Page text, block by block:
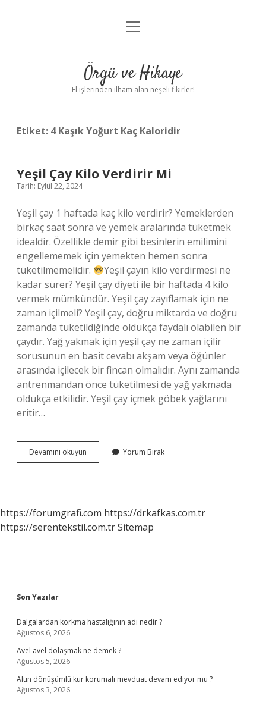
Anasayfa
Yasal Uyarı
menüyü
Örgü ve Hikaye
El işlerinden ilham alan neşeli fikirler!
Etiket: 4 Kaşık Yoğurt Kaç Kaloridir
Yeşil Çay Kilo Verdirir Mi
Tarih: Eylül 22, 2024
Yeşil çay 1 haftada kaç kilo verdirir? Yemeklerden
birkaç saat sonra ve yemek aralarında tüketmek
idealdir. Özellikle demir gibi besinlerin emilimini
engellememek için yemekten hemen sonra
tüketilmemelidir.
Yeşil çayın kilo verdirmesi ne
kadar sürer? Yeşil çay diyeti ile bir haftada 4 kilo
vermek mümkündür. Yeşil çay zayıflamak için ne
zaman içilmeli? Yeşil çay, doğru miktarda ve doğru
zamanda tüketildiğinde oldukça faydalı olabilen bir
çaydır. Yağ yakmak için yeşil çay ne zaman içilir
sorusunun en basit cevabı akşam veya öğünler
arasında içilecek bir fincan olmalıdır. Aynı zamanda
antrenmandan önce tüketilmesi de yağ yakmada
oldukça etkilidir. Yeşil çay içmek göbek yağlarını
eritir…
Devamını okuyun
Çay
Yorum Bırak
https://forumgrafi.com https://drkafkas.com.tr
https://serentekstil.com.trSitemap
Sidebar
Son Yazılar
Dalgalardan korkma hastalığının adı nedir ?
Ağustos 6, 2026
Avel avel dolaşmak ne demek ?
Ağustos 5, 2026
Altın dönüşümlü kur korumalı mevduat devam ediyor mu ?
Ağustos 3, 2026